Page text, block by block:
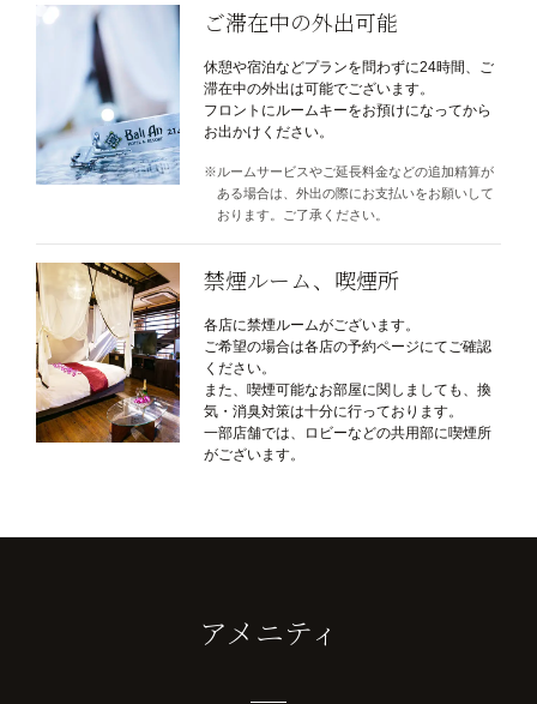
ご滞在中の外出可能
休憩や宿泊などプランを問わずに24時間、ご
滞在中の外出は可能でございます。
フロントにルームキーをお預けになってから
お出かけください。
ルームサービスやご延長料金などの追加精算が
ある場合は、外出の際にお支払いをお願いして
おります。ご了承ください。
禁煙ルーム、喫煙所
各店に禁煙ルームがございます。
ご希望の場合は各店の予約ページにてご確認
ください。
また、喫煙可能なお部屋に関しましても、換
気・消臭対策は十分に行っております。
一部店舗では、ロビーなどの共用部に喫煙所
がございます。
アメニティ